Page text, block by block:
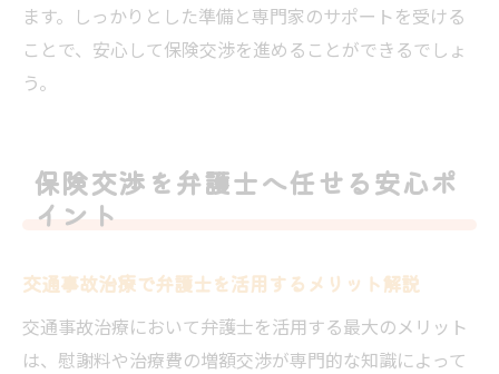
ます。しっかりとした準備と専門家のサポートを受ける
ことで、安心して保険交渉を進めることができるでしょ
う。
保険交渉を弁護士へ任せる安心ポ
イント
交通事故治療で弁護士を活用するメリット解説
交通事故治療において弁護士を活用する最大のメリット
は、慰謝料や治療費の増額交渉が専門的な知識によって